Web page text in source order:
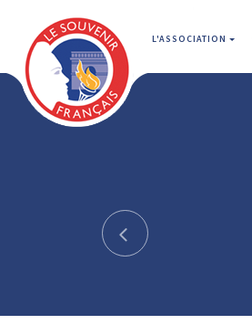
L'ASSOCIATION